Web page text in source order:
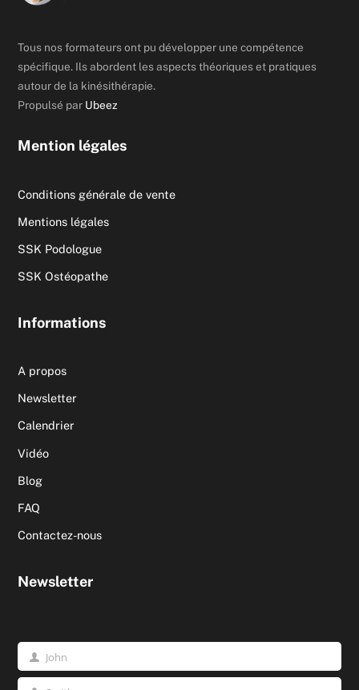
Tous nos formateurs ont pu développer une compétence
spécifique. Ils abordent les aspects théoriques et pratiques
autour de la kinésithérapie.
Propulsé par Ubeez
Mention légales
Conditions générale de vente
Mentions légales
SSK Podologue
SSK Ostéopathe
Informations
A propos
Newsletter
Calendrier
Vidéo
Blog
FAQ
Contactez-nous
Newsletter
PrénomJohn